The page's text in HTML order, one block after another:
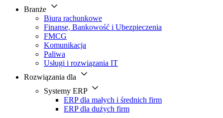
Branże
Biura rachunkowe
Finanse, Bankowość i Ubezpieczenia
FMCG
Komunikacja
Paliwa
Usługi i rozwiązania IT
Rozwiązania dla
Systemy ERP
ERP dla małych i średnich firm
ERP dla dużych firm